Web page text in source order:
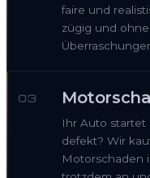
faire und
zügig und
03
Ihr Auto
defekt? Wir
Motorschaden